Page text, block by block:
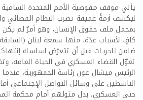
يأتي موقف مفوضية الأمم المتحدة
ليكشف أزمةً عميقة تضرب النظام القضائي
بمجمل ملف حقوق الإنسان، وهو أمرٌ لم
كافٍ لأسباب عدّة، منها سمعة لبنان
ضامن للحريات قبل أن تتعرّض لسلسلة
تغوّل القضاء العسكري في الحياة العامة،
الرئيس ميشال عون رئاسة الجمهورية،
الناشطين على وسائل التواصل الإجتماعي
حتى العسكري، بدل مثولهم أمام محكمة